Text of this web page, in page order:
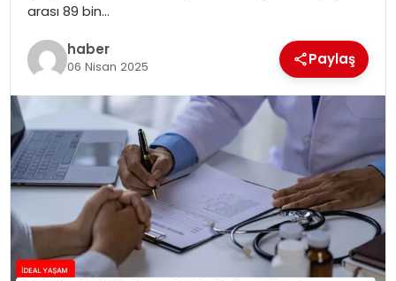
arası 89 bin…
haber
06 Nisan 2025 Paylaş